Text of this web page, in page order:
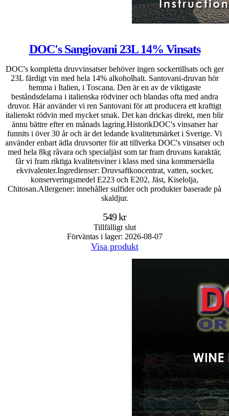
DOC's Sangiovani 23L 14% Vinsats
DOC's kompletta druvvinsatser behöver ingen sockertillsats och ger
23L färdigt vin med hela 14% alkoholhalt. Santovani-druvan hör
hemma i Italien, i Toscana. Den är en av de viktigaste
beståndsdelarna i italienska rödviner och blandas ofta med andra
druvor. Här använder vi ren Santovani för att producera ett kraftigt
italienskt rödvin med mycket smak. Det kan drickas direkt, men blir
ännu bättre efter en månads lagring.HistorikDOC's vinsatser har
funnits i över 30 år och är det ledande kvalitetsmärket i Sverige. Vi
använder enbart ädla druvsorter för att tillverka DOC's vinsatser och
med hela 8kg råvara och specialjäst som tar fram druvans karaktär,
får vi fram riktiga kvalitetsviner i klass med sina kommersiella
ekvivalenter.Ingredienser: Druvsaftkoncentrat, vatten, socker,
konserveringsmedel E223 och E202, Jäst, Kiselolja,
Chitosan.Allergener: innehåller sulfider och produkter baserade på
skaldjur.
549 kr
Tillfälligt slut
Förväntas i lager: 2026-08-07
Visa produkt